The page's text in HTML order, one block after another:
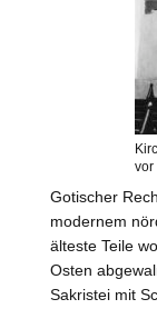
vor
Gotischer
modernem
älteste Teile
Osten
Sakristei mit